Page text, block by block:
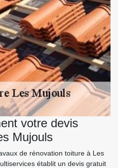
votre devis
Mujouls
de rénovation toiture à Les
établit un devis gratuit